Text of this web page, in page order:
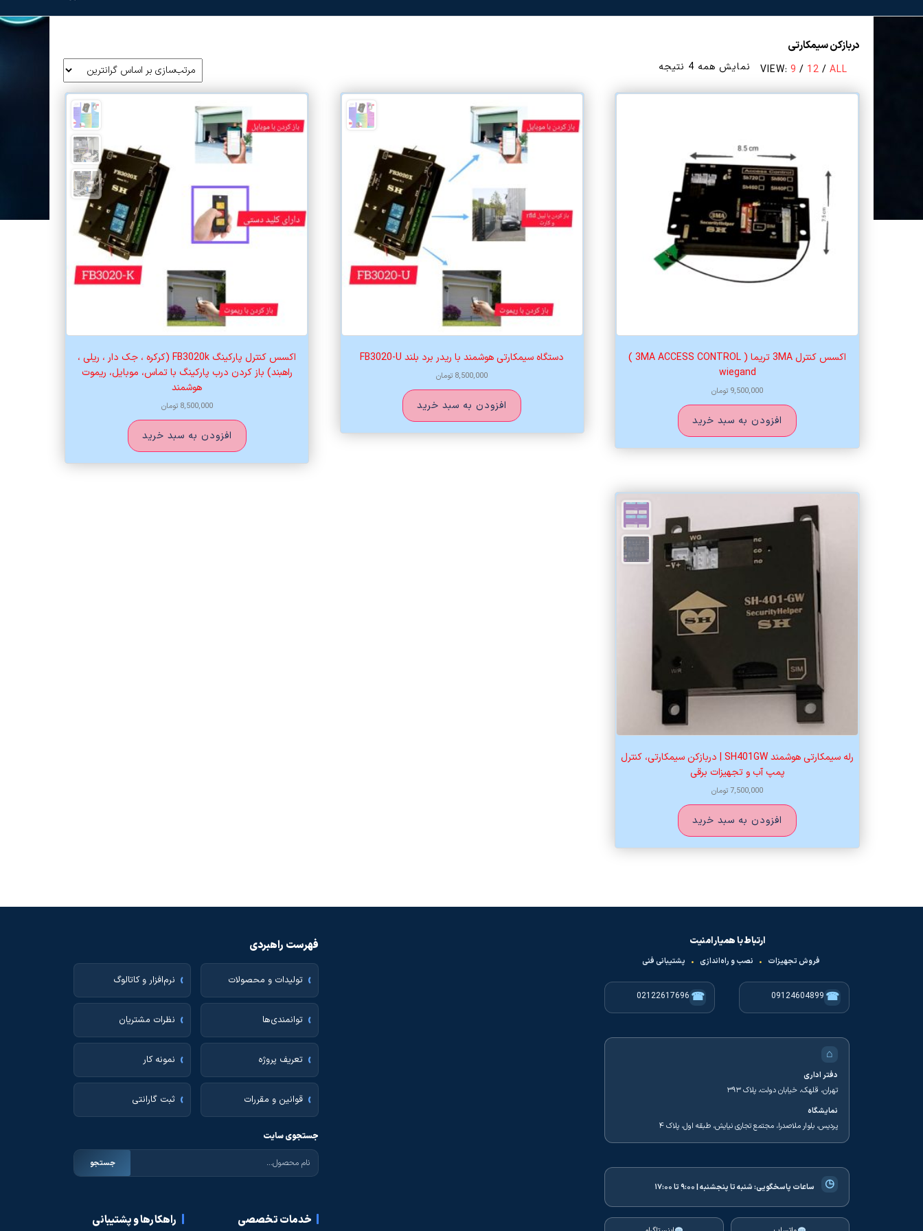
دربازکن سیمکارتی
VIEW: 9 / 12 / ALL نمایش همه 4 نتیجه
اکسس کنترل 3MA تریما ( 3MA ACCESS CONTROL )
wiegand
9,500,000 تومان
افزودن به سبد خرید
دستگاه سیمکارتی هوشمند با ریدر برد بلند FB3020-U
8,500,000 تومان
افزودن به سبد خرید
اکسس کنترل پارکینگ FB3020k (کرکره ، جک دار ، ریلی ،
راهبند) باز کردن درب پارکینگ با تماس، موبایل، ریموت
هوشمند
8,500,000 تومان
افزودن به سبد خرید
رله سیمکارتی هوشمند SH401GW | دربازکن سیمکارتی، کنترل
پمپ آب و تجهیزات برقی
7,500,000تومان
افزودن به سبد خرید
ارتباط با همیار امنیت
فروش تجهیزات • نصب و راه‌اندازی • پشتیبانی فنی
☎
09124604899
☎
02122617696
⌂
دفتر اداری
تهران، قلهک، خیابان دولت، پلاک ۳۹۳
نمایشگاه
پردیس، بلوار ملاصدرا، مجتمع تجاری نیایش، طبقه اول، پلاک ۴
◷ ساعات پاسخگویی:شنبه تا پنجشنبه | ۹:۰۰ تا ۱۷:۰۰
فهرست راهبردی
تولیدات و محصولات نرم‌افزار و کاتالوگ
توانمندی‌ها نظرات مشتریان
تعریف پروژه نمونه کار
قوانین و مقررات ثبت گارانتی
جستجوی سایت
جستجو
خدمات تخصصی راهکارها و پشتیبانی